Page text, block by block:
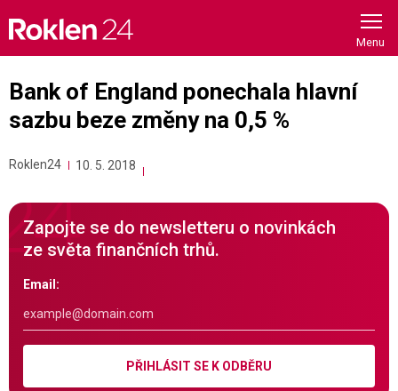
content
Bank of England ponechala hlavní
sazbu beze změny na 0,5 %
Roklen24 10. 5. 2018
Zapojte se do newsletteru o novinkách
ze světa finančních trhů.
Email:
PŘIHLÁSIT SE K ODBĚRU